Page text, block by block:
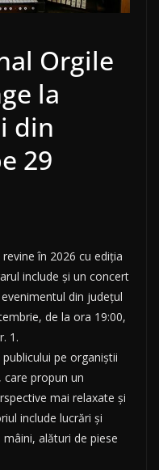
Orgile
la
din
29
în 2026 cu ediția
include și un concert
din județul
de la ora 19:00,
1.
pe organiștii
care propun un
mai relaxate și
include lucrări și
alături de piese